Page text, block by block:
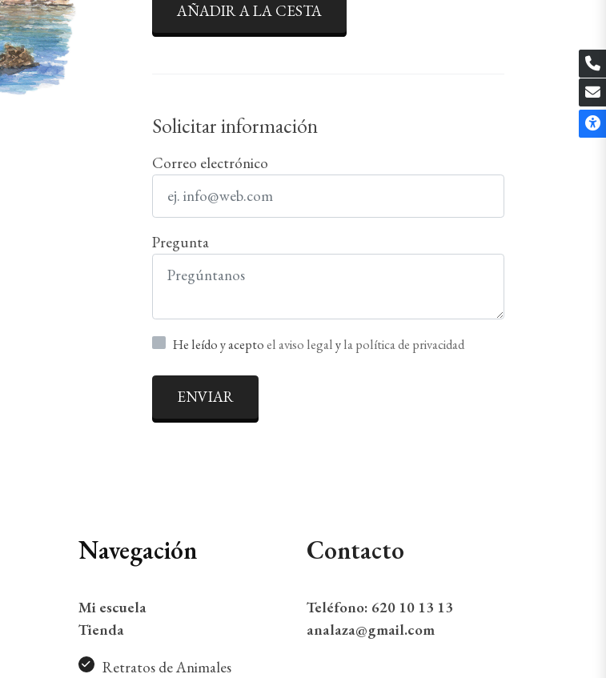
AÑADIR A LA CESTA
Solicitar información
Correo electrónico
Pregunta
He leído y aceptoel aviso legalyla política de privacidad
ENVIAR
Navegación
Mi escuela
Tienda
Retratos de Animales
Contacto
Teléfono: 620 10 13 13
analaza@gmail.com